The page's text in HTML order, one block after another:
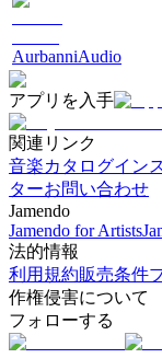
AurbanniAudio
アプリを入手
関連リンク
音楽カタログイン
ターお問い合わせ
Jamendo
Jamendo for Artists
法的情報
利用規約販売条件
作権侵害について
フォローする